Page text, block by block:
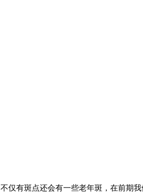
有斑点还会有一些老年斑，在前期